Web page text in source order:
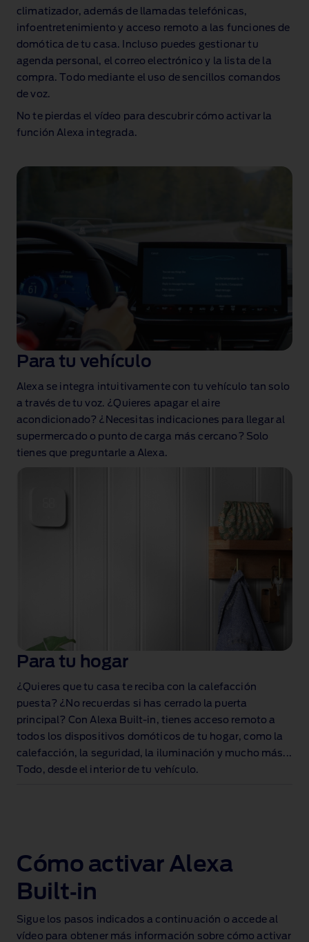
climatizador, además de llamadas telefónicas,
infoentretenimiento y acceso remoto a las funciones de
domótica de tu casa. Incluso puedes gestionar tu
agenda personal, el correo electrónico y la lista de la
compra. Todo mediante el uso de sencillos comandos
de voz.
No te pierdas el vídeo para descubrir cómo activar la
función Alexa integrada.
Para tu vehículo
Alexa se integra intuitivamente con tu vehículo tan solo
a través de tu voz. ¿Quieres apagar el aire
acondicionado? ¿Necesitas indicaciones para llegar al
supermercado o punto de carga más cercano? Solo
tienes que preguntarle a Alexa.
Para tu hogar
¿Quieres que tu casa te reciba con la calefacción
puesta? ¿No recuerdas si has cerrado la puerta
principal? Con Alexa Built‑in, tienes acceso remoto a
todos los dispositivos domóticos de tu hogar, como la
calefacción, la seguridad, la iluminación y mucho más...
Todo, desde el interior de tu vehículo.
Cómo activar Alexa
Built‑in
Sigue los pasos indicados a continuación o accede al
vídeo para obtener más información sobre cómo activar